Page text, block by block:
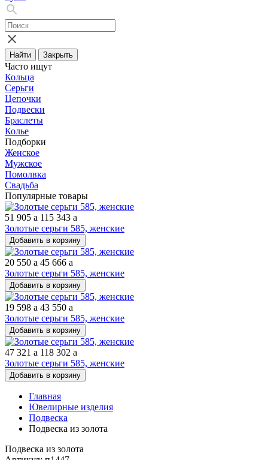
Найти Закрыть
Часто ищут
Кольца
Серьги
Цепочки
Подвески
Браслеты
Колье
Подборки
Женское
Мужское
Помолвка
Свадьба
Популярные товары
51 905 a 115 343 a
Золотые серьги 585, женские
Добавить в корзину
20 550 a 45 666 a
Золотые серьги 585, женские
Добавить в корзину
19 598 a 43 550 a
Золотые серьги 585, женские
Добавить в корзину
47 321 a 118 302 a
Золотые серьги 585, женские
Добавить в корзину
Главная
Ювелирные изделия
Подвеска
Подвеска из золота
Подвеска из золота